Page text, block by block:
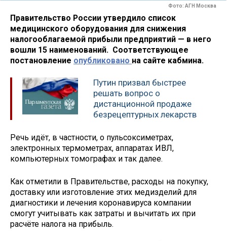
Фото: АГН Москва
Правительство России утвердило список
медицинского оборудования для снижения
налогооблагаемой прибыли предприятий — в него
вошли 15 наименований. Соответствующее
постановление опубликовано на сайте кабмина.
Путин призвал быстрее
решать вопрос о
дистанционной продаже
безрецептурных лекарств
Речь идёт, в частности, о пульсоксиметрах,
электронных термометрах, аппаратах ИВЛ,
компьютерных томографах и так далее.
Как отметили в Правительстве, расходы на покупку,
доставку или изготовление этих медизделий для
диагностики и лечения коронавируса компании
смогут учитывать как затраты и вычитать их при
расчёте налога на прибыль.